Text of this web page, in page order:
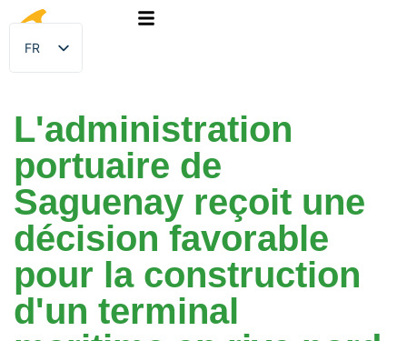
FR
EN
L'administration
portuaire de
Saguenay reçoit une
décision favorable
pour la construction
d'un terminal